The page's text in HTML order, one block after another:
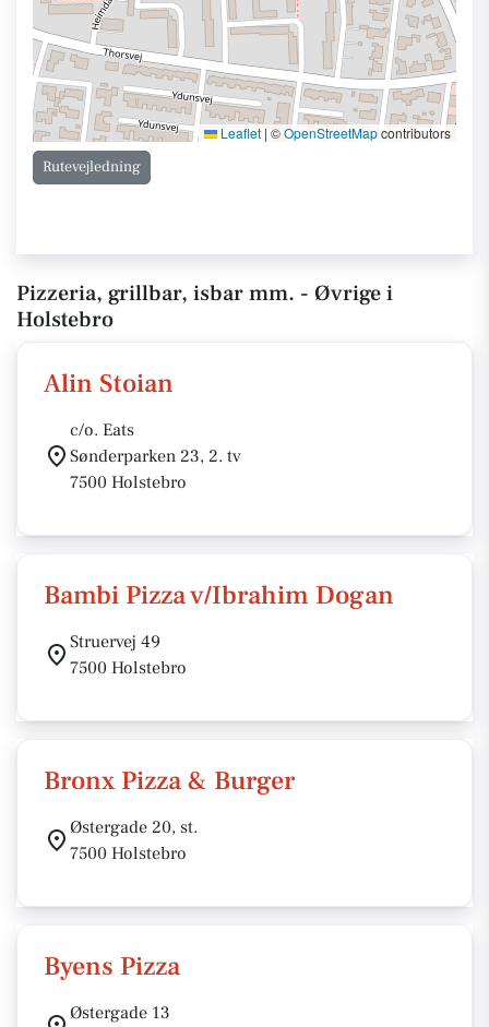
Leaflet | ©OpenStreetMapcontributors
Rutevejledning
Pizzeria, grillbar, isbar mm. - Øvrige i
Holstebro
Alin Stoian
c/o. Eats
Sønderparken 23, 2. tv
7500 Holstebro
Bambi Pizza v/Ibrahim Dogan
Struervej 49
7500 Holstebro
Bronx Pizza & Burger
Østergade 20, st.
7500 Holstebro
Byens Pizza
Østergade 13